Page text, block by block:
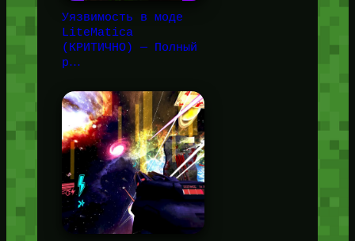
Уязвимость в моде
LiteMatica
(КРИТИЧНО) — Полный
р…